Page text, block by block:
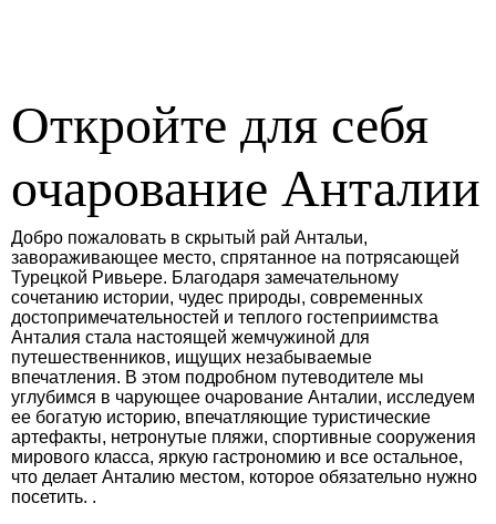
Откройте для себя
очарование Анталии
Добро пожаловать в скрытый рай Антальи,
завораживающее место, спрятанное на потрясающей
Турецкой Ривьере. Благодаря замечательному
сочетанию истории, чудес природы, современных
достопримечательностей и теплого гостеприимства
Анталия стала настоящей жемчужиной для
путешественников, ищущих незабываемые
впечатления. В этом подробном путеводителе мы
углубимся в чарующее очарование Анталии, исследуем
ее богатую историю, впечатляющие туристические
артефакты, нетронутые пляжи, спортивные сооружения
мирового класса, яркую гастрономию и все остальное,
что делает Анталию местом, которое обязательно нужно
посетить. .